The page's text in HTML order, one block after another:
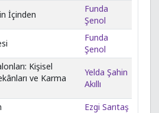
İçinden
Funda
Şenol
Funda
Şenol
Kişisel
ve Karma
Yelda Şahin
Akıllı
Ezgi Sarıtaş